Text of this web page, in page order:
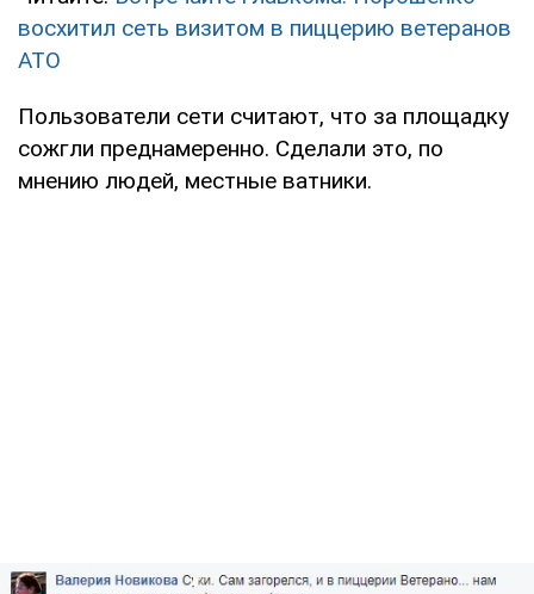
восхитил сеть визитом в пиццерию ветеранов
АТО
Пользователи сети считают, что за площадку
сожгли преднамеренно. Сделали это, по
мнению людей, местные ватники.